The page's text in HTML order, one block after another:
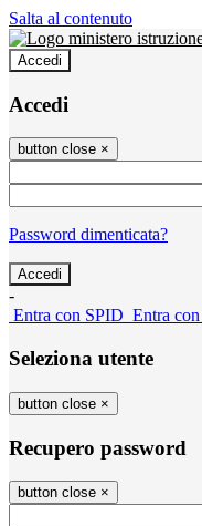
Salta al contenuto
Accedi
Accedi
button close ×
Password dimenticata?
-
Entra con SPID Entra
Seleziona utente
button close ×
Recupero password
button close ×